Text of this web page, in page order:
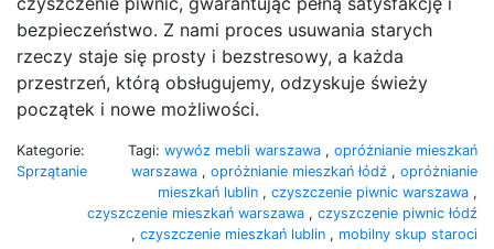
bezpieczeństwo. Z nami proces usuwania starych
rzeczy staje się prosty i bezstresowy, a każda
przestrzeń, którą obsługujemy, odzyskuje świeży
początek i nowe możliwości.
Kategorie:
Sprzątanie
Tagi: wywóz mebli warszawa , opróżnianie mieszkań
warszawa , opróżnianie mieszkań łódź , opróżnianie
mieszkań lublin , czyszczenie piwnic warszawa ,
czyszczenie mieszkań warszawa , czyszczenie piwnic łódź
, czyszczenie mieszkań lublin , mobilny skup staroci